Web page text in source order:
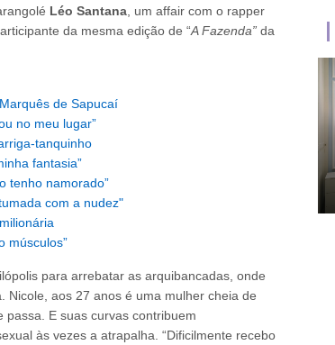
Léo Santana , um affair com o rapper
da mesma edição de “A Fazenda” da
de Sapucaí
no meu lugar”
tanquinho
fantasia”
tenho namorado”
com a nudez"
músculos”
para arrebatar as arquibancadas, onde
Nicole, aos 27 anos é uma mulher cheia de
E suas curvas contribuem
às vezes a atrapalha. “Dificilmente recebo